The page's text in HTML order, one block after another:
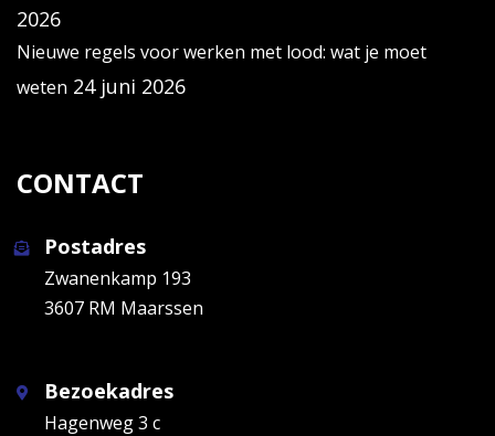
2026
Nieuwe regels voor werken met lood: wat je moet
weten 24 juni 2026
CONTACT
Postadres
Zwanenkamp 193
3607 RM Maarssen
Bezoekadres
Hagenweg 3 c